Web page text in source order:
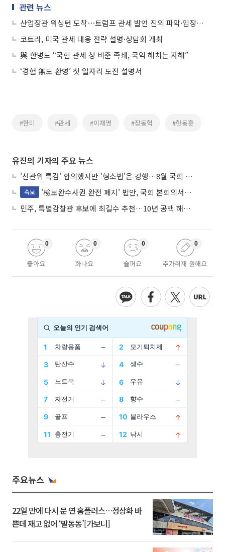
관련 뉴스
산업장관 워싱턴 도착⋯트럼프 관세 발언 진의 파악·입장 설명 주력
코트라, 미국 관세 대응 전략 설명·상담회 개최
與 한병도 “국힘 관세 상 비준 족쇄, 국익 해치는 자해”
‘경험 無도 환영’ 첫 일자리 도전 설명서
#한미 #관세 #이재명 #장동혁 #한동훈
유진의 기자의 주요 뉴스
'선관위 특검' 합의했지만 '형소법'은 강행…8월 국회 '입법 2차전' 예고
속보
'檢보완수사권 완전 폐지' 법안, 국회 본회의서 민주당 주도 통과
민주, 특별감찰관 후보에 최길수 추천…10년 공백 해소 속도
좋아요
0
화나요
0
슬퍼요
0
추가취재 원해요
0
주요뉴스
22일 만에 다시 문 연 홈플러스…정상화 바
쁜데 재고 없어 ‘발동동’[가보니]